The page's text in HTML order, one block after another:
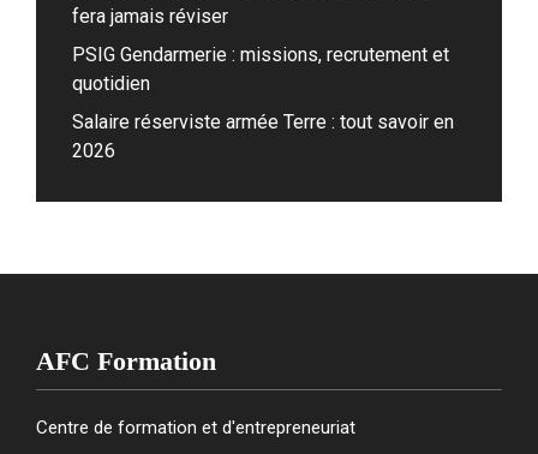
fera jamais réviser
PSIG Gendarmerie : missions, recrutement et
quotidien
Salaire réserviste armée Terre : tout savoir en
2026
AFC Formation
Centre de formation et d'entrepreneuriat